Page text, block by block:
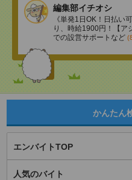
編集部イチオシ
《単発1日OK！日払い
り、時給1900円！【ア
での設営サポートなど
かんたん
エンバイトTOP
人気のバイト